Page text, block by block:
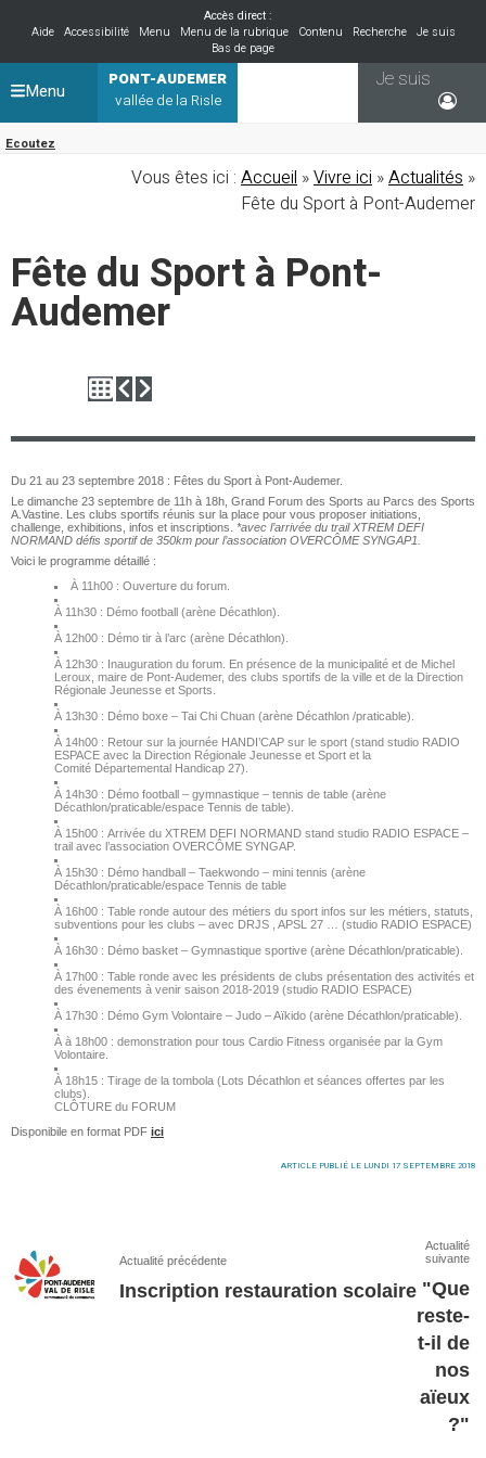
Accès direct :
Aide
Accessibilité Menu Menu de la rubrique Contenu Recherche
Je suis
Bas de page
PONT-AUDEMER
vallée de la Risle
Ecoutez
Je suis
Menu
Vous êtes ici : Accueil »Vivre ici »Actualités »
Fête du Sport à Pont-Audemer
Fête du Sport à Pont-
Audemer
Du 21 au 23 septembre 2018 : Fêtes du Sport à Pont-Audemer.
Le dimanche 23 septembre de 11h à 18h, Grand Forum des Sports au Parcs des Sports
A.Vastine. Les clubs sportifs réunis sur la place pour vous proposer initiations,
challenge, exhibitions, infos et inscriptions. *avec l’arrivée du trail XTREM DEFI
NORMAND défis sportif de 350km pour l’association OVERCÔME SYNGAP1.
Voici le programme détaillé :
À 11h00 : Ouverture du forum.
À 11h30 : Démo football (arène Décathlon).
À 12h00 : Démo tir à l’arc (arène Décathlon).
À 12h30 : Inauguration du forum. En présence de la municipalité et de Michel
Leroux, maire de Pont-Audemer, des clubs sportifs de la ville et de la Direction
Régionale Jeunesse et Sports.
À 13h30 : Démo boxe – Tai Chi Chuan (arène Décathlon /praticable).
À 14h00 : Retour sur la journée HANDI’CAP sur le sport (stand studio RADIO
ESPACE avec la Direction Régionale Jeunesse et Sport et la
Comité Départemental Handicap 27).
À 14h30 : Démo football – gymnastique – tennis de table (arène
Décathlon/praticable/espace Tennis de table).
À 15h00 : Arrivée du XTREM DEFI NORMAND stand studio RADIO ESPACE –
trail avec l’association OVERCÔME SYNGAP.
À 15h30 : Démo handball – Taekwondo – mini tennis (arène
Décathlon/praticable/espace Tennis de table
À 16h00 : Table ronde autour des métiers du sport infos sur les métiers, statuts,
subventions pour les clubs – avec DRJS , APSL 27 … (studio RADIO ESPACE)
À 16h30 : Démo basket – Gymnastique sportive (arène Décathlon/praticable).
À 17h00 : Table ronde avec les présidents de clubs présentation des activités et
des évenements à venir saison 2018-2019 (studio RADIO ESPACE)
À 17h30 : Démo Gym Volontaire – Judo – Aïkido (arène Décathlon/praticable).
À à 18h00 : demonstration pour tous Cardio Fitness organisée par la Gym
Volontaire.
À 18h15 : Tirage de la tombola (Lots Décathlon et séances offertes par les
clubs).
CLÔTURE du FORUM
Disponibile en format PDF ici
ARTICLE PUBLIÉ LE LUNDI 17 SEPTEMBRE 2018
Actualité précédente
Inscription restauration scolaire
Actualité
suivante
"Que
reste-
t-il de
nos
aïeux
?"